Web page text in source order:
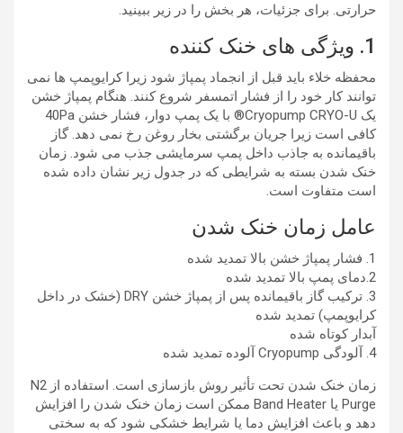
حرارتی. برای جزئیات، هر بخش را در زیر ببینید.
1. ویژگی های خنک کننده
محفظه خلاء باید قبل از انجماد پمپاژ شود زیرا کرایوپمپ ها نمی
توانند کار خود را از فشار اتمسفر شروع کنند. هنگام پمپاژ خشن
یک Cryopump CRYO-U® با یک پمپ دوار، فشار خشن 40Pa
کافی است زیرا جریان برگشتی بخار روغن رخ نمی دهد. گاز
باقیمانده به جاذب داخل پمپ سرمایشی جذب می شود. زمان
خنک شدن بسته به شرایطی که در جدول زیر نشان داده شده
است متفاوت است.
عامل زمان خنک شدن
1. فشار پمپاژ خشن بالا تمدید شده
2.دمای پمپ بالا تمدید شده
3. ترکیب گاز باقیمانده پس از پمپاژ خشن DRY (خشک در داخل
کرایوپمپ) تمدید شده
آبدار کوتاه شده
4. آلودگی Cryopump آلوده تمدید شده
زمان خنک شدن تحت تأثیر روش بازسازی است. استفاده از N2
Purge یا Band Heater ممکن است زمان خنک شدن را افزایش
دهد و باعث افزایش دما یا شرایط خشکی شود که به سختی